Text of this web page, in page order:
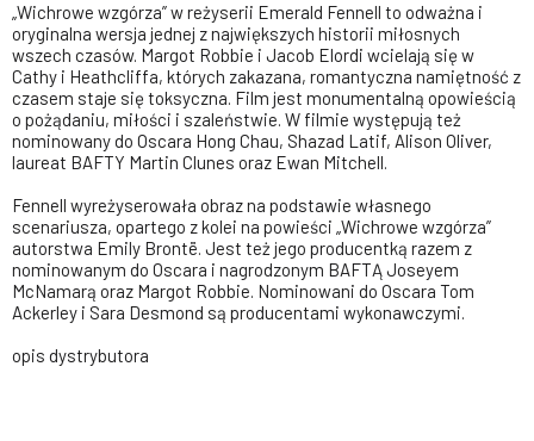
„Wichrowe wzgórza” w reżyserii Emerald Fennell to odważna i
oryginalna wersja jednej z największych historii miłosnych
wszech czasów. Margot Robbie i Jacob Elordi wcielają się w
Cathy i Heathcliffa, których zakazana, romantyczna namiętność z
czasem staje się toksyczna. Film jest monumentalną opowieścią
o pożądaniu, miłości i szaleństwie. W filmie występują też
nominowany do Oscara Hong Chau, Shazad Latif, Alison Oliver,
laureat BAFTY Martin Clunes oraz Ewan Mitchell.
Fennell wyreżyserowała obraz na podstawie własnego
scenariusza, opartego z kolei na powieści „Wichrowe wzgórza”
autorstwa Emily Brontë. Jest też jego producentką razem z
nominowanym do Oscara i nagrodzonym BAFTĄ Joseyem
McNamarą oraz Margot Robbie. Nominowani do Oscara Tom
Ackerley i Sara Desmond są producentami wykonawczymi.
opis dystrybutora